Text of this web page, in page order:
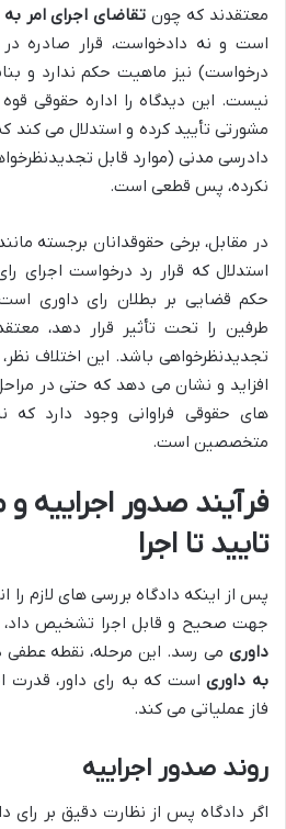
معتقدند که چون تقاضای اجرای امر
است و نه دادخواست، قرار صادره
درخواست) نیز ماهیت حکم ندارد و
نیست. این دیدگاه را اداره حقوقی
دادرسی مدنی (موارد قابل
نکرده، پس قطعی است.
در مقابل، برخی حقوقدانان برجسته
استدلال که قرار رد درخواست اجرای
حکم قضایی بر بطلان رای داوری
طرفین را تحت تأثیر قرار دهد،
تجدیدنظرخواهی باشد. این اختلاف
افزاید و نشان می دهد که حتی در
های حقوقی فراوانی وجود دارد که
متخصصین است.
فرآیند صدور اجراییه
تایید تا اجرا
پس از اینکه دادگاه بررسی های لازم را
جهت صحیح و قابل اجرا تشخیص
داوریمی رسد. این مرحله، نقطه عطفی
به داوریاست که به رای داور، قدرت
فاز عملیاتی می کند.
روند صدور اجراییه
اگر دادگاه پس از نظارت دقیق بر رای